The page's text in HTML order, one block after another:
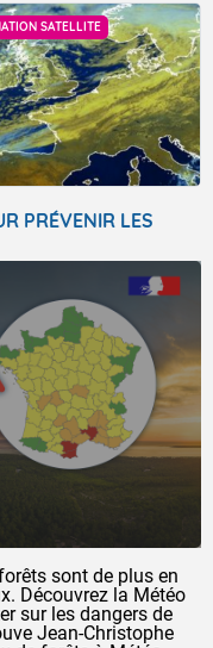
SATELLITE
PRÉVENIR LES
sont de plus en
Découvrez la Météo
sur les dangers de
Jean-Christophe